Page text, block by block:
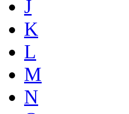
J
K
L
M
N